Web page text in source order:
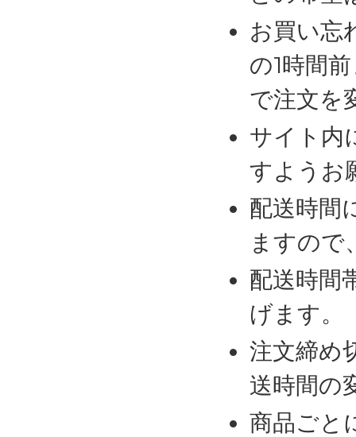
お買い忘
の1時間
で注文を
サイト内
すようお
配送時間
ますので
配送時間
げます。
注文締め
送時間の
商品ごと